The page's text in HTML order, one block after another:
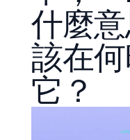
什麼
該在
它？